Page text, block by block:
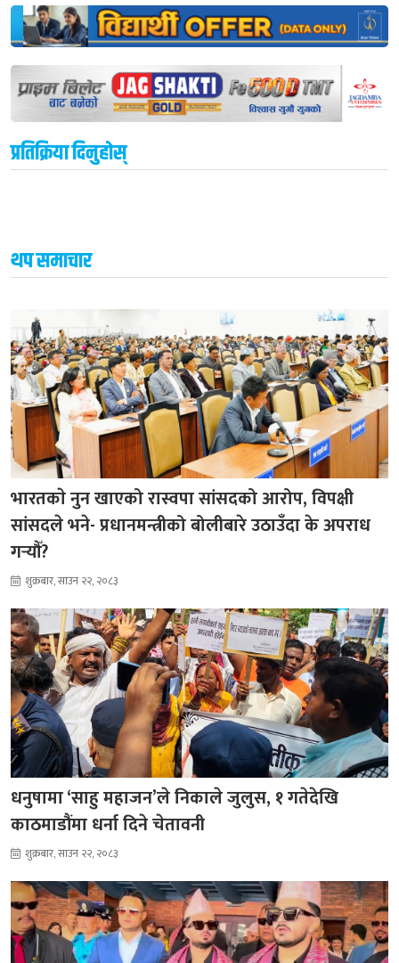
प्रतिक्रिया दिनुहोस्
थप समाचार
भारतकाे नुन खाएको रास्वपा सांसदको आरोप, विपक्षी
सांसदले भने- प्रधानमन्त्रीको बोलीबारे उठाउँदा के अपराध
गर्‍यौँ?
शुक्रबार, साउन २२, २०८३
धनुषामा ‘साहु महाजन’ले निकाले जुलुस, १ गतेदेखि
काठमाडौंमा धर्ना दिने चेतावनी
शुक्रबार, साउन २२, २०८३